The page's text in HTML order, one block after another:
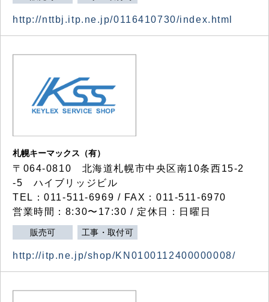
http://nttbj.itp.ne.jp/0116410730/index.html
札幌キーマックス（有）
〒064-0810 北海道札幌市中央区南10条西15-2
-5 ハイブリッジビル
TEL：011-511-6969 / FAX：011-511-6970
営業時間：8:30〜17:30 / 定休日：日曜日
販売可 工事・取付可
http://itp.ne.jp/shop/KN0100112400000008/